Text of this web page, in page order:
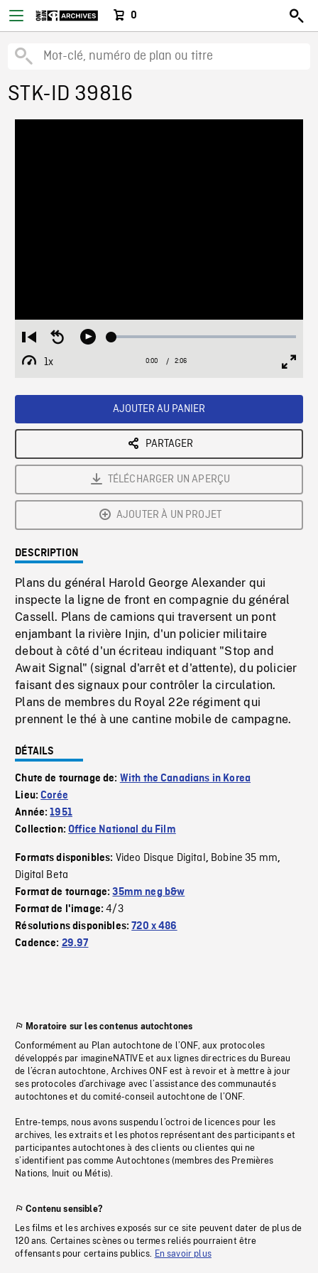
0
STK-ID 39816
Restart
from
beginning
Seek
Play Loaded:
1x
Playback
Current
0:00 / Duration
2:06
AJOUTER AU PANIER
PARTAGER
TÉLÉCHARGER UN APERÇU
AJOUTER À UN PROJET
DESCRIPTION
Plans du général Harold George Alexander qui
inspecte la ligne de front en compagnie du général
Cassell. Plans de camions qui traversent un pont
enjambant la rivière Injin, d'un policier militaire
debout à côté d'un écriteau indiquant "Stop and
Await Signal" (signal d'arrêt et d'attente), du policier
faisant des signaux pour contrôler la circulation.
Plans de membres du Royal 22e régiment qui
prennent le thé à une cantine mobile de campagne.
DÉTAILS
Chute de tournage de: With the Canadians in Korea
Lieu:Corée
Année:1951
Collection:Office National du Film
Formats disponibles: Video Disque Digital, Bobine 35 mm,
Digital Beta
Format de tournage:35mm neg b&w
Format de l'image:4/3
Résolutions disponibles:720 x 486
Cadence: 29.97
Moratoire sur les contenus autochtones
Conformément au Plan autochtone de l’ONF, aux protocoles
développés par imagineNATIVE et aux lignes directrices du Bureau
de l’écran autochtone, Archives ONF est à revoir et à mettre à jour
ses protocoles d’archivage avec l’assistance des communautés
autochtones et du comité-conseil autochtone de l’ONF.
Entre-temps, nous avons suspendu l’octroi de licences pour les
archives, les extraits et les photos représentant des participants et
participantes autochtones à des clients ou clientes qui ne
s’identifient pas comme Autochtones (membres des Premières
Nations, Inuit ou Métis).
Contenu sensible?
Les films et les archives exposés sur ce site peuvent dater de plus de
120 ans. Certaines scènes ou termes reliés pourraient être
offensants pour certains publics. En savoir plus